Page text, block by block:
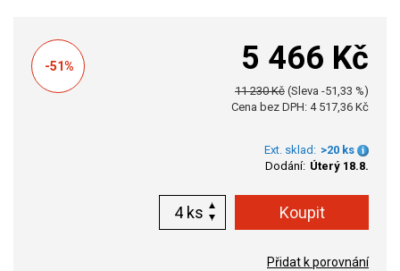
-51% 5 466 Kč
11 230 Kč (Sleva -51,33 %)
Cena bez DPH: 4 517,36 Kč
Ext. sklad: >20 ks
Dodání: Úterý 18.8.
ks
Přidat k porovnání